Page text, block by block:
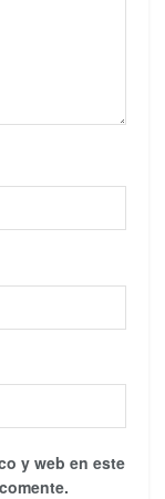
y web en este